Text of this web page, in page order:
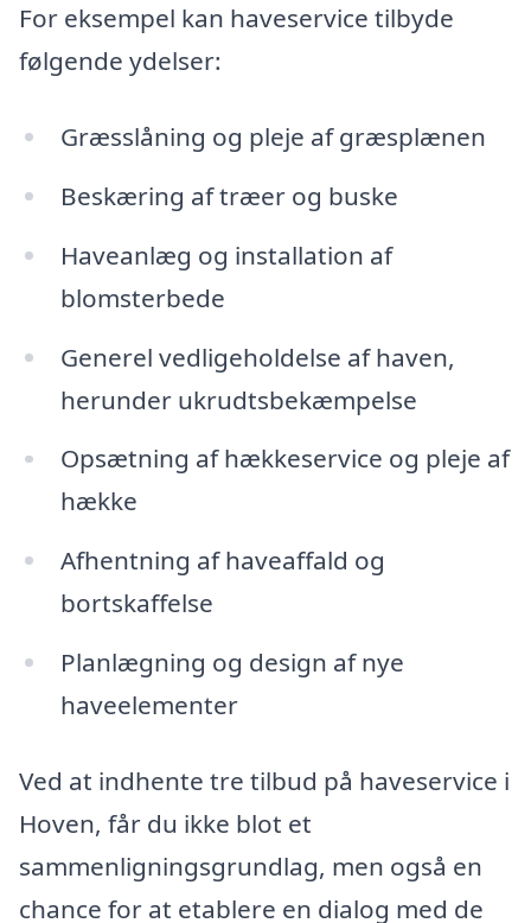
For eksempel kan haveservice tilbyde
følgende ydelser:
Græsslåning og pleje af græsplænen
Beskæring af træer og buske
Haveanlæg og installation af
blomsterbede
Generel vedligeholdelse af haven,
herunder ukrudtsbekæmpelse
Opsætning af hækkeservice og pleje af
hække
Afhentning af haveaffald og
bortskaffelse
Planlægning og design af nye
haveelementer
Ved at indhente tre tilbud på haveservice i
Hoven, får du ikke blot et
sammenligningsgrundlag, men også en
chance for at etablere en dialog med de